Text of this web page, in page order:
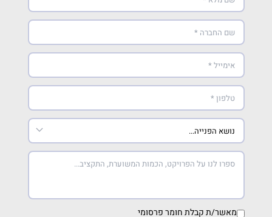
מאשר/ת קבלת חומר פרסומי